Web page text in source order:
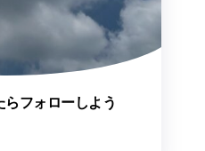
フォローしよう